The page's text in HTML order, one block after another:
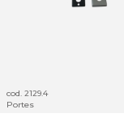
cod. 2129.4
Portes